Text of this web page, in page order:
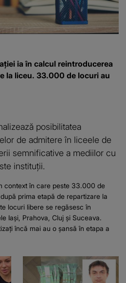
ia în calcul reintroducerea
la liceu. 33.000 de locuri au
posibilitatea
de admitere în liceele de
semnificative a mediilor cu
instituții.
context în care peste 33.000 de
prima etapă de repartizare la
locuri libere se regăsesc în
Iași, Prahova, Cluj și Suceava.
încă mai au o șansă în etapa a